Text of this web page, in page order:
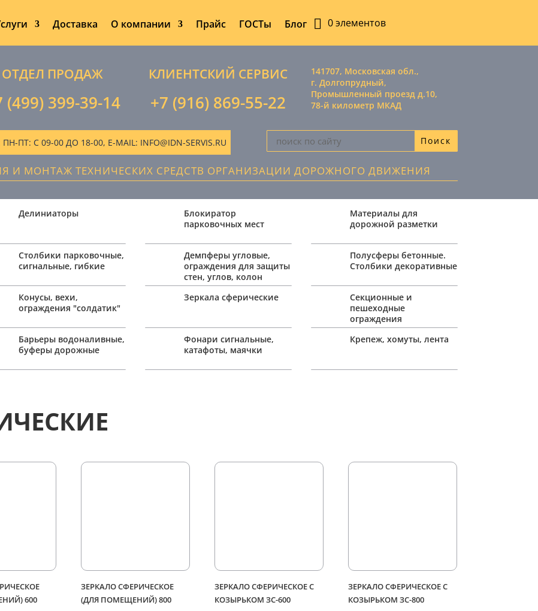
Доставка О компании Прайс ГОСТы Блог 0 элементов
ОТДЕЛ ПРОДАЖ
(499) 399-39-14
КЛИЕНТСКИЙ СЕРВИС
+7 (916) 869-55-22
141707, Московская обл.,
г. Долгопрудный,
Промышленный проезд д.10,
78-й километр МКАД
С 09-00 ДО 18-00, E-MAIL: INFO@IDN-SERVIS.RU
И МОНТАЖ ТЕХНИЧЕСКИХ СРЕДСТВ ОРГАНИЗАЦИИ ДОРОЖНОГО ДВИЖЕНИЯ
Делиниаторы
Столбики парковочные,
сигнальные, гибкие
Конусы, вехи,
ограждения "солдатик"
Барьеры водоналивные,
буферы дорожные
Блокиратор
парковочных мест
Демпферы угловые,
ограждения для защиты
стен, углов, колон
Зеркала сферические
Фонари сигнальные,
катафоты, маячки
Материалы для
дорожной разметки
Полусферы бетонные.
Столбики декоративные
Секционные и
пешеходные
ограждения
Крепеж, хомуты, лента
600
ЗЕРКАЛО СФЕРИЧЕСКОЕ
(ДЛЯ ПОМЕЩЕНИЙ) 800
ЗЕРКАЛО СФЕРИЧЕСКОЕ С
КОЗЫРЬКОМ ЗС-600
ЗЕРКАЛО СФЕРИЧЕСКОЕ С
КОЗЫРЬКОМ ЗС-800